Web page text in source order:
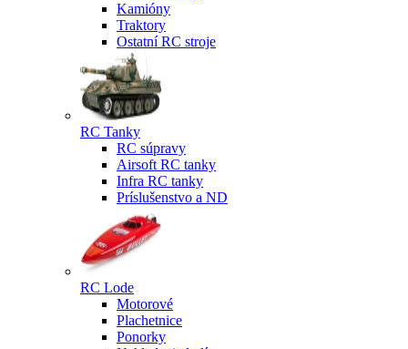
Kamióny
Traktory
Ostatní RC stroje
RC Tanky
RC súpravy
Airsoft RC tanky
Infra RC tanky
Príslušenstvo a ND
RC Lode
Motorové
Plachetnice
Ponorky